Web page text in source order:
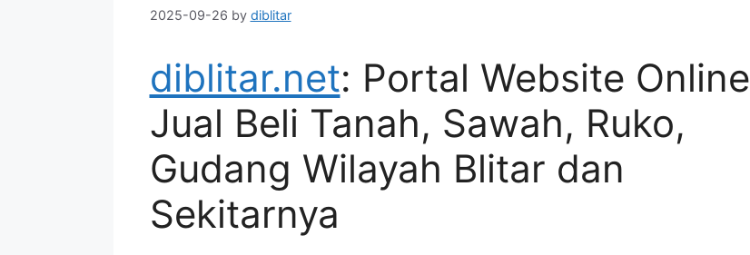
2025-09-26 by diblitar
diblitar.net: Portal Website Online
Jual Beli Tanah, Sawah, Ruko,
Gudang Wilayah Blitar dan
Sekitarnya